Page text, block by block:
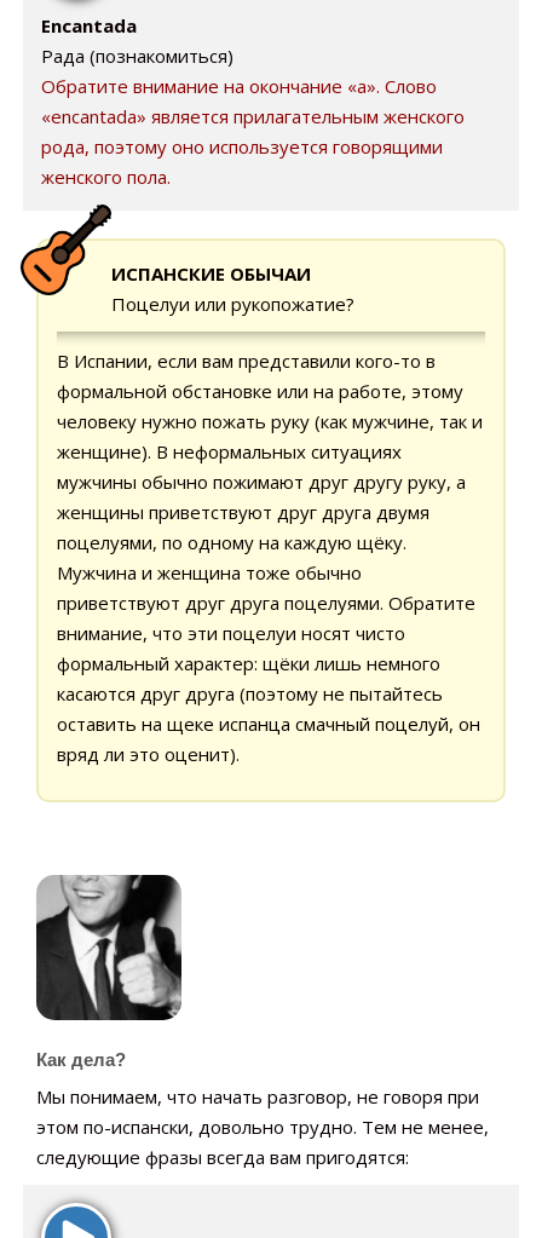
Encantada
Рада (познакомиться)
Обратите внимание на окончание «a». Слово
«encantada» является прилагательным женского
рода, поэтому оно используется говорящими
женского пола.
ИСПАНСКИЕ ОБЫЧАИ
Поцелуи или рукопожатие?
В Испании, если вам представили кого-то в
формальной обстановке или на работе, этому
человеку нужно пожать руку (как мужчине, так и
женщине). В неформальных ситуациях
мужчины обычно пожимают друг другу руку, а
женщины приветствуют друг друга двумя
поцелуями, по одному на каждую щёку.
Мужчина и женщина тоже обычно
приветствуют друг друга поцелуями. Обратите
внимание, что эти поцелуи носят чисто
формальный характер: щёки лишь немного
касаются друг друга (поэтому не пытайтесь
оставить на щеке испанца смачный поцелуй, он
вряд ли это оценит).
Как дела?
Мы понимаем, что начать разговор, не говоря при
этом по-испански, довольно трудно. Тем не менее,
следующие фразы всегда вам пригодятся: